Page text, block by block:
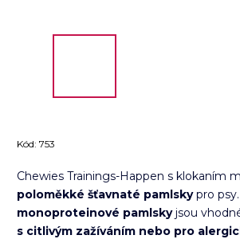
Kód: 753
Chewies Trainings-Happen s klokaním
poloměkké šťavnaté pamlskypro
monoproteinové pamlskyjsou
s citlivým zažíváním nebo pro